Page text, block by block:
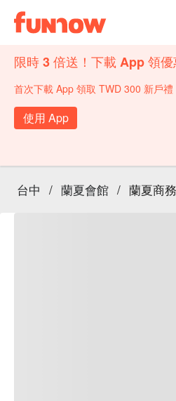
限時 3 倍送！下載 App 領優
首次下載 App 領取 TWD 300 新戶禮
使用 App
台中 / 蘭夏會館 / 蘭夏商